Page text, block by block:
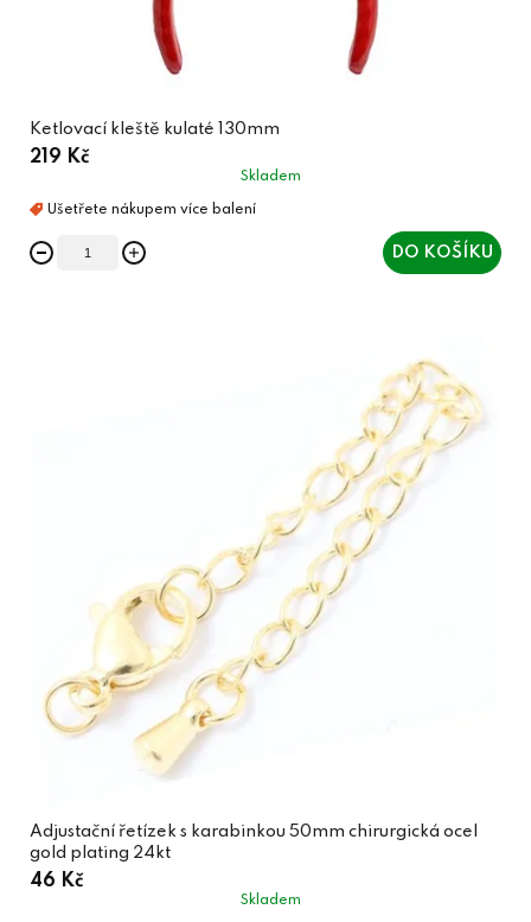
Ketlovací kleště kulaté 130mm
219 Kč
Skladem
DO KOŠÍKU
Adjustační řetízek s karabinkou 50mm chirurgická ocel
gold plating 24kt
46 Kč
Skladem